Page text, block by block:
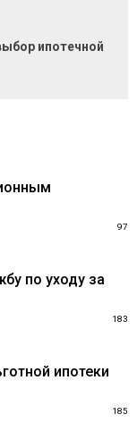
ипотечной
97
по уходу за
183
ипотеки
185